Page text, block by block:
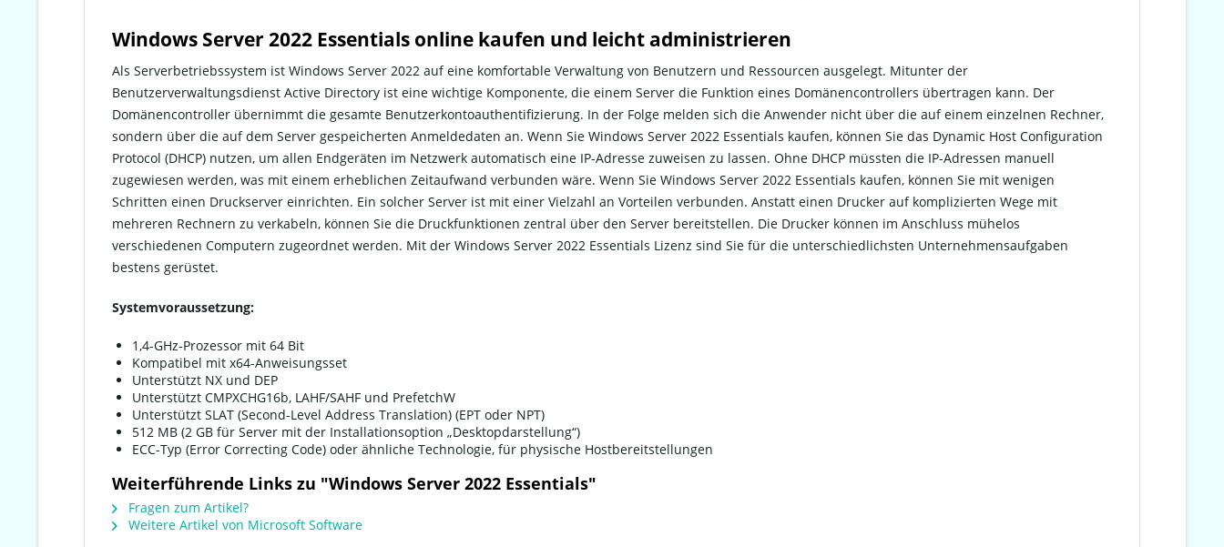
Windows Server 2022 Essentials online kaufen und leicht administrieren
Als Serverbetriebssystem ist Windows Server 2022 auf eine komfortable Verwaltung von Benutzern und Ressourcen ausgelegt. Mitunter der
Benutzerverwaltungsdienst Active Directory ist eine wichtige Komponente, die einem Server die Funktion eines Domänencontrollers übertragen kann. Der
Domänencontroller übernimmt die gesamte Benutzerkontoauthentifizierung. In der Folge melden sich die Anwender nicht über die auf einem einzelnen Rechner,
sondern über die auf dem Server gespeicherten Anmeldedaten an. Wenn Sie Windows Server 2022 Essentials kaufen, können Sie das Dynamic Host Configuration
Protocol (DHCP) nutzen, um allen Endgeräten im Netzwerk automatisch eine IP-Adresse zuweisen zu lassen. Ohne DHCP müssten die IP-Adressen manuell
zugewiesen werden, was mit einem erheblichen Zeitaufwand verbunden wäre. Wenn Sie Windows Server 2022 Essentials kaufen, können Sie mit wenigen
Schritten einen Druckserver einrichten. Ein solcher Server ist mit einer Vielzahl an Vorteilen verbunden. Anstatt einen Drucker auf komplizierten Wege mit
mehreren Rechnern zu verkabeln, können Sie die Druckfunktionen zentral über den Server bereitstellen. Die Drucker können im Anschluss mühelos
verschiedenen Computern zugeordnet werden. Mit der Windows Server 2022 Essentials Lizenz sind Sie für die unterschiedlichsten Unternehmensaufgaben
bestens gerüstet.
Systemvoraussetzung:
1,4-GHz-Prozessor mit 64 Bit
Kompatibel mit x64-Anweisungsset
Unterstützt NX und DEP
Unterstützt CMPXCHG16b, LAHF/SAHF und PrefetchW
Unterstützt SLAT (Second-Level Address Translation) (EPT oder NPT)
512 MB (2 GB für Server mit der Installationsoption „Desktopdarstellung“)
ECC-Typ (Error Correcting Code) oder ähnliche Technologie, für physische Hostbereitstellungen
Weiterführende Links zu "Windows Server 2022 Essentials"
Fragen zum Artikel?
Weitere Artikel von Microsoft Software